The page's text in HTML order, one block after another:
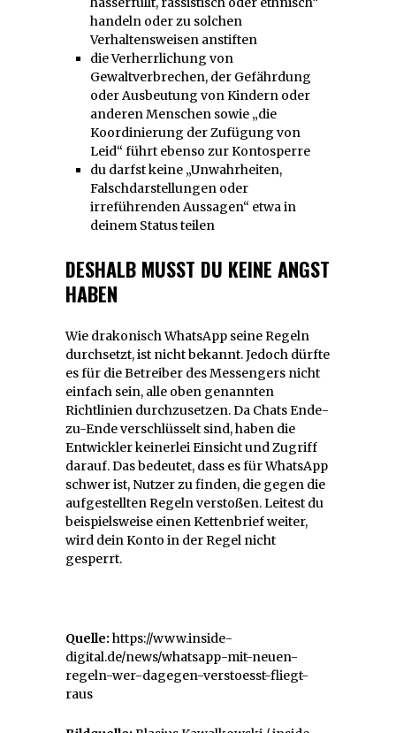
handeln oder zu solchen
Verhaltensweisen anstiften
die Verherrlichung von
Gewaltverbrechen, der Gefährdung
oder Ausbeutung von Kindern oder
anderen Menschen sowie „die
Koordinierung der Zufügung von
Leid“ führt ebenso zur Kontosperre
du darfst keine „Unwahrheiten,
Falschdarstellungen oder
irreführenden Aussagen“ etwa in
deinem Status teilen
DESHALB MUSST DU KEINE ANGST
HABEN
Wie drakonisch WhatsApp seine Regeln
durchsetzt, ist nicht bekannt. Jedoch dürfte
es für die Betreiber des Messengers nicht
einfach sein, alle oben genannten
Richtlinien durchzusetzen. Da Chats Ende-
zu-Ende verschlüsselt sind, haben die
Entwickler keinerlei Einsicht und Zugriff
darauf. Das bedeutet, dass es für WhatsApp
schwer ist, Nutzer zu finden, die gegen die
aufgestellten Regeln verstoßen. Leitest du
beispielsweise einen Kettenbrief weiter,
wird dein Konto in der Regel nicht
gesperrt.
Quelle: https://www.inside-
digital.de/news/whatsapp-mit-neuen-
regeln-wer-dagegen-verstoesst-fliegt-
raus